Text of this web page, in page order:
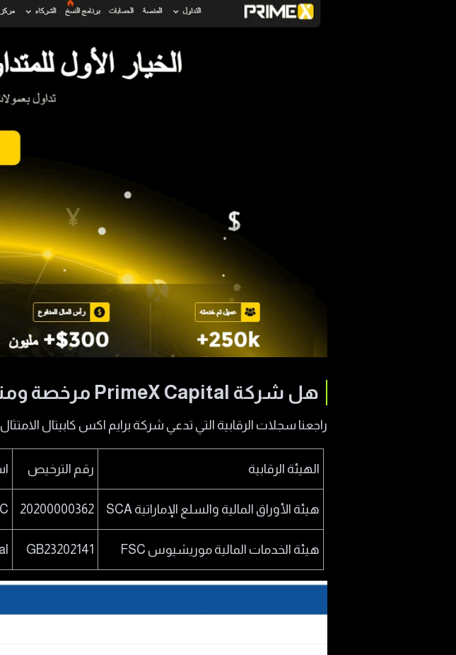
إيجابيات وسلبيات شركة برايم اكس كابيتال
هل شركة PrimeX Capital مرخصة ومنظمة؟
راجعنا سجلات الرقابية التي تدعي شركة برايم اكس كابيتال الامتثال
الهيئة الرقابية رقم الترخيص
هيئة الأوراق المالية والسلع الإماراتية SCA 20200000362
هيئة الخدمات المالية موريشيوس FSC GB23202141